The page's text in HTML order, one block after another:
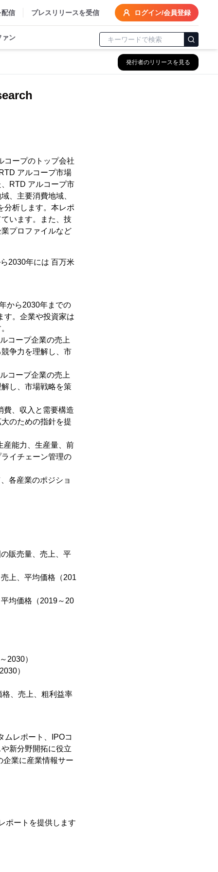
配信 プレスリリースを受信 ログイン/会員登録
ァン
発行者のリリースを見る
コープのトップ会社
アルコープ市場
RTD アルコープ市
、主要消費地域、
分析します。本レポ
います。また、技
プロファイルなど
2030年には 百万米
から2030年までの
す。企業や投資家は
コープ企業の売上
争力を理解し、市
コープ企業の売上
し、市場戦略を策
費、収入と需要構造
のための指針を提
産能力、生産量、前
イチェーン管理の
各産業のポジショ
販売量、売上、平
上、平均価格（201
均価格（2019～20
2030）
）
、売上、粗利益率
ムレポート、IPOコ
新分野開拓に役立
企業に産業情報サー
ポートを提供します